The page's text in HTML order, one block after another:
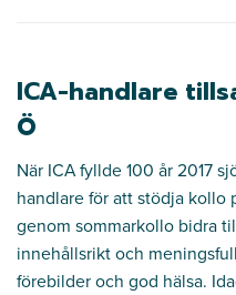
ICA-handlare
Ö
När ICA fyllde 100 år 2017
handlare för att stödja kollo
genom sommarkollo bidra
innehållsrikt och
förebilder och god hälsa.